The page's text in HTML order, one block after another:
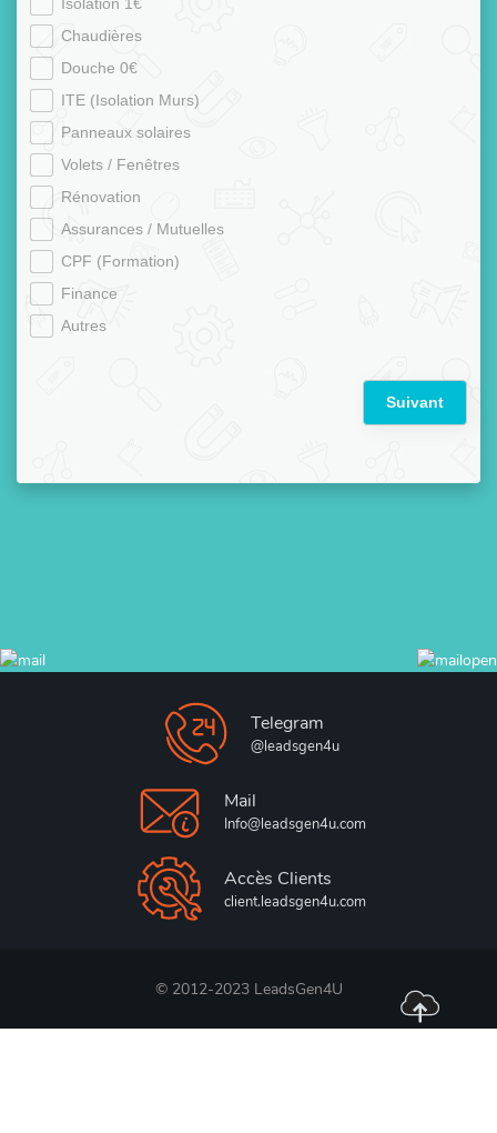
Isolation 1€
Chaudières
Douche 0€
ITE (Isolation Murs)
Panneaux solaires
Volets / Fenêtres
Rénovation
Assurances / Mutuelles
CPF (Formation)
Finance
Autres
Suivant
Telegram
@leadsgen4u
Mail
Info@leadsgen4u.com
Accès Clients
client.leadsgen4u.com
© 2012-2023 LeadsGen4U